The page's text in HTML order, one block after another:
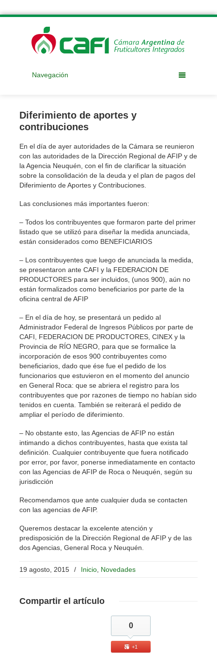
Navegación
Diferimiento de aportes y
contribuciones
En el día de ayer autoridades de la Cámara se reunieron
con las autoridades de la Dirección Regional de AFIP y de
la Agencia Neuquén, con el fin de clarificar la situación
sobre la consolidación de la deuda y el plan de pagos del
Diferimiento de Aportes y Contribuciones.
Las conclusiones más importantes fueron:
– Todos los contribuyentes que formaron parte del primer
listado que se utilizó para diseñar la medida anunciada,
están considerados como BENEFICIARIOS
– Los contribuyentes que luego de anunciada la medida,
se presentaron ante CAFI y la FEDERACION DE
PRODUCTORES para ser incluidos, (unos 900), aún no
están formalizados como beneficiarios por parte de la
oficina central de AFIP
– En el día de hoy, se presentará un pedido al
Administrador Federal de Ingresos Públicos por parte de
CAFI, FEDERACION DE PRODUCTORES, CINEX y la
Provincia de RÍO NEGRO, para que se formalice la
incorporación de esos 900 contribuyentes como
beneficiarios, dado que ése fue el pedido de los
funcionarios que estuvieron en el momento del anuncio
en General Roca: que se abriera el registro para los
contribuyentes que por razones de tiempo no habían sido
tenidos en cuenta. También se reiterará el pedido de
ampliar el período de diferimiento.
– No obstante esto, las Agencias de AFIP no están
intimando a dichos contribuyentes, hasta que exista tal
definición. Cualquier contribuyente que fuera notificado
por error, por favor, ponerse inmediatamente en contacto
con las Agencias de AFIP de Roca o Neuquén, según su
jurisdicción
Recomendamos que ante cualquier duda se contacten
con las agencias de AFIP.
Queremos destacar la excelente atención y
predisposición de la Dirección Regional de AFIP y de las
dos Agencias, General Roca y Neuquén.
19 agosto, 2015 / Inicio Novedades
Compartir el artículo
0
+1